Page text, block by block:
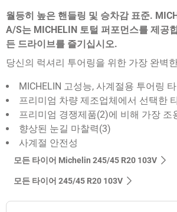
월등히 높은 핸들링 및 승차감 표준.
A/S는 MICHELIN 토털 퍼포먼스를 제공
든 드라이브를 즐기십시오.
당신의 럭셔리 투어링을 위한 가장 완벽
MICHELIN 고성능, 사계절용 투어링
프리미엄 차량 제조업체에서 선택한
프리미엄 경쟁제품(2)에 비해 가장 조
향상된 눈길 마찰력(3)
사계절 안전성
모든 타이어 Michelin 245/45 R20 103V
모든 타이어‎ 245/45 R20 103V